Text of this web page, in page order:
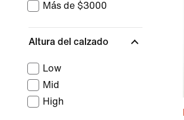
Más de $3000
Altura del calzado
Low
Mid
High